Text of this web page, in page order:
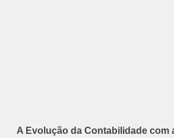
A Evolução da Contabilidade com